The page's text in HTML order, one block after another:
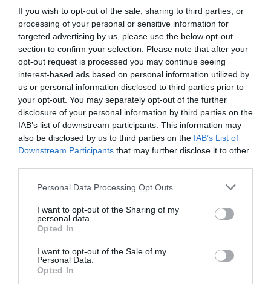
If you wish to opt-out of the sale, sharing to third parties, or
processing of your personal or sensitive information for
targeted advertising by us, please use the below opt-out
section to confirm your selection. Please note that after your
opt-out request is processed you may continue seeing
interest-based ads based on personal information utilized by
us or personal information disclosed to third parties prior to
your opt-out. You may separately opt-out of the further
disclosure of your personal information by third parties on the
IAB’s list of downstream participants. This information may
also be disclosed by us to third parties on the IAB’s List of
Downstream Participants that may further disclose it to other
Please note that this website/app uses one or more Google
not limited to your visit or usage behaviour. You may click to
grant or deny consent to Google and its third-party tags to
use your data for below specified purposes in below Google
consent section.
Personal Data Processing Opt Outs
I want to opt-out of the Sharing of my
personal data.
Opted In
I want to opt-out of the Sale of my
Personal Data.
Opted In
τον 19ο και τις αρχές του 20ού αιώνα με την
άνοδο του ευρωπαϊκού εθνικισμού. Και πάλι,
ακολούθησε μια σειρά φρικτών πολέμων. Το 1945,
όλοι σήκωσαν το βλέμμα από τις τρύπες τους και
είπαν: ''Ε, ίσως ο φιλελευθερισμός να μην είναι
τόσο κακό πράγμα, τελικά. Γιατί ο εθνικισμός είναι
πολύ απαίσιος''. Ίσως θα πρέπει να περάσουμε
από άλλον έναν κύκλο σαν αυτόν, όπου οι
εναλλακτικές λύσεις στον φιλελευθερισμό θα
διερευνηθούν και στη συνέχεια θα οδηγήσουν στην
καταστροφή. Μερικές φορές έτσι λειτουργεί η
να περάσεις από αυτούς τους αγώνες προτού οι
άνθρωποι εκτιμήσουν αυτό που έχουν», λέει.
Ο Φουκουγιάμα δεν χάνει την αισιοδοξία του ότι
μια ήττα της Ρωσίας ενδεχομένως να οδηγήσει